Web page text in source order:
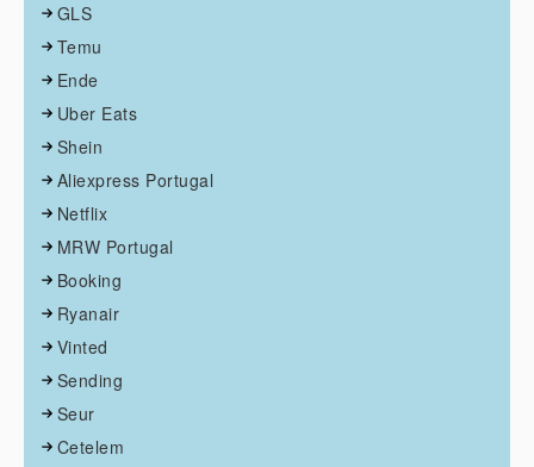
GLS
Temu
Ende
Uber Eats
Shein
Aliexpress Portugal
Netflix
MRW Portugal
Booking
Ryanair
Vinted
Sending
Seur
Cetelem